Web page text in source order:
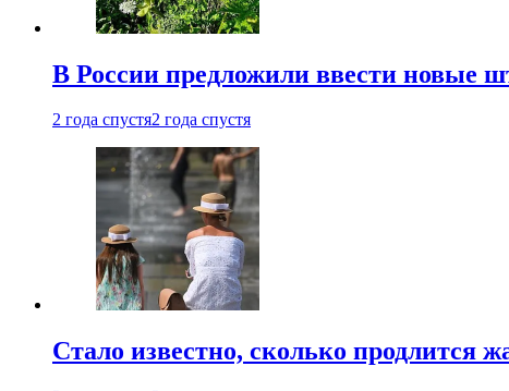
В России предложили ввести новые
2 года спустя2 года спустя
Стало известно, сколько продлится